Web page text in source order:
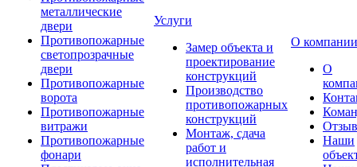
металлические
двери
Противопожарные
светопрозрачные
двери
Противопожарные
ворота
Противопожарные
витражи
Противопожарные
фонари
Услуги
Замер объекта и
проектирование
конструкций
Производство
противопожарных
конструкций
Монтаж, сдача
работ и
исполнительная
О компании
О
Наши